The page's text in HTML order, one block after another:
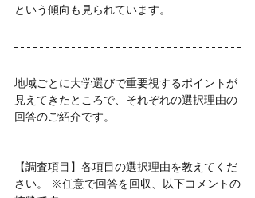
という傾向も見られています。
地域ごとに大学選びで重要視するポイントが
見えてきたところで、それぞれの選択理由の
回答のご紹介です。
【調査項目】各項目の選択理由を教えてくだ
さい。 ※任意で回答を回収、以下コメントの